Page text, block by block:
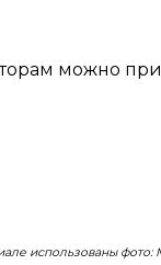
можно
использованы фото: